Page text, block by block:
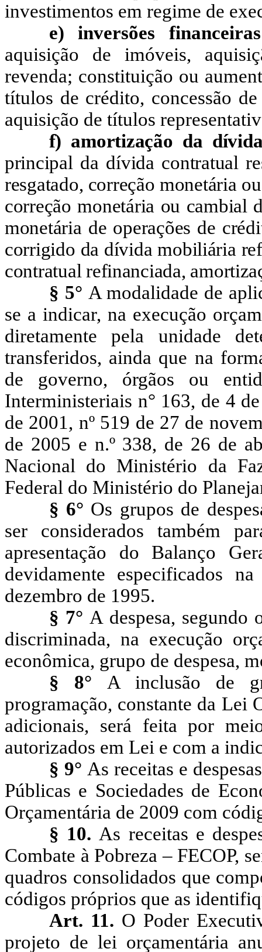
investimentos em regime de
e) inversões financeiras
aquisição de imóveis,
revenda; constituição ou
títulos de crédito, concessão
aquisição de títulos
f) amortização da
principal da dívida contratual
resgatado, correção monetária
correção monetária ou cambial
monetária de operações de
corrigido da dívida mobiliária
contratual refinanciada,
§ 5° A modalidade de
se a indicar, na execução
diretamente pela unidade
transferidos, ainda que na
de governo, órgãos ou
Interministeriais n° 163, de 4
de 2001, nº 519 de 27 de
de 2005 e n.º 338, de 26 de
Nacional do Ministério da
Federal do Ministério do
§ 6° Os grupos de
ser considerados também
apresentação do Balanço
devidamente especificados
dezembro de 1995.
§ 7° A despesa, segundo
discriminada, na execução
econômica, grupo de despesa,
§ 8° A inclusão de
programação, constante da Lei
adicionais, será feita por
autorizados em Lei e com a
§ 9° As receitas e
Públicas e Sociedades de
Orçamentária de 2009 com
§ 10. As receitas e
Combate à Pobreza – FECOP,
quadros consolidados que
códigos próprios que as
Art. 11. O Poder
projeto de lei orçamentária